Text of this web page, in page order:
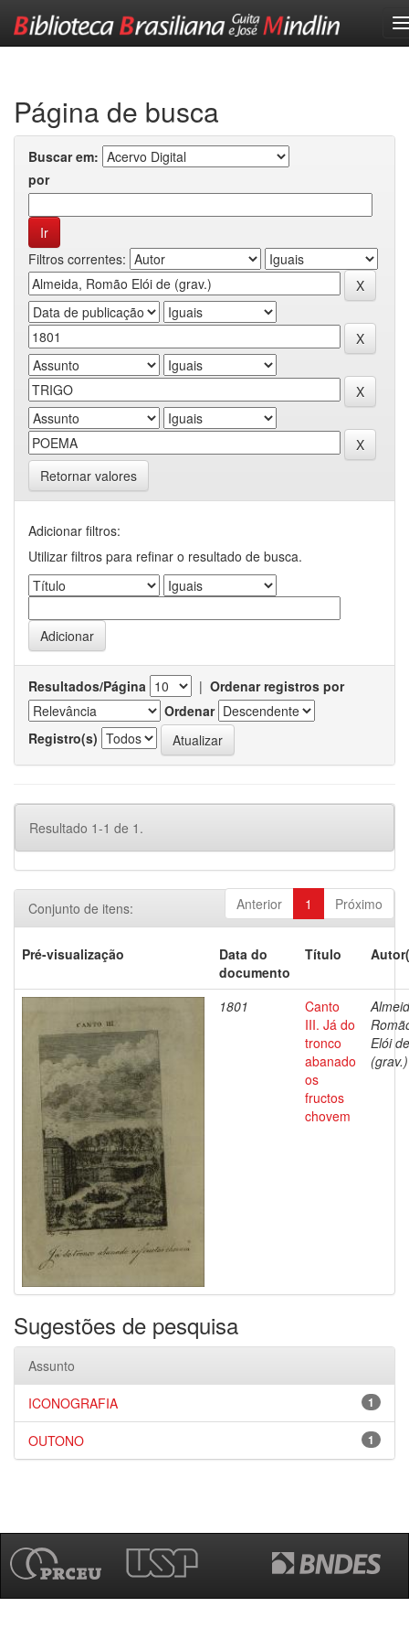
Página de busca
Buscar em:
por
Filtros correntes:
Retornar valores
Adicionar filtros:
Utilizar filtros para refinar o resultado de busca.
Resultados/Página | Ordenar registros por
Ordenar
Registro(s)
Resultado 1-1 de 1.
Anterior 1 Próximo
Conjunto de itens:
Pré-visualização
Data do
documento
Título
1801
Canto
III. Já do
tronco
abanado
os
fructos
chovem
Elói de
(grav.)
Sugestões de pesquisa
Assunto
1
ICONOGRAFIA
1
OUTONO